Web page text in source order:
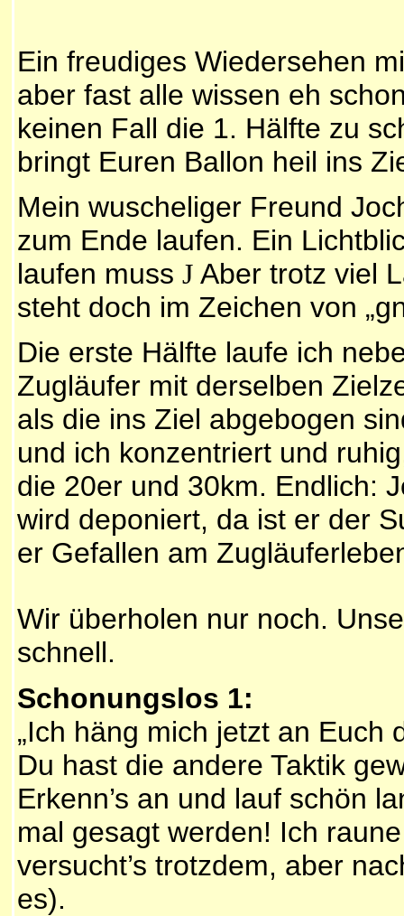
Ein freudiges Wiedersehen
aber fast alle wissen eh
keinen Fall die 1. Hälfte zu
bringt Euren Ballon heil ins
Mein wuscheliger Freund
zum Ende laufen. Ein
laufen muss J Aber trotz viel
steht doch im Zeichen von
Die erste Hälfte laufe ich
Zugläufer mit derselben
als die ins Ziel abgebogen
und ich konzentriert und
die 20er und 30km. Endlich:
wird deponiert, da ist er der
er Gefallen am
Wir überholen nur noch.
schnell.
Schonungslos 1:
„Ich häng mich jetzt an Euch
Du hast die andere Taktik
Erkenn’s an und lauf schön
mal gesagt werden! Ich
versucht’s trotzdem, aber
es).